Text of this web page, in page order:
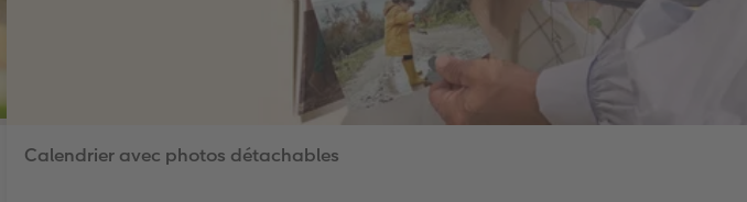
Calendrier avec photos détachables